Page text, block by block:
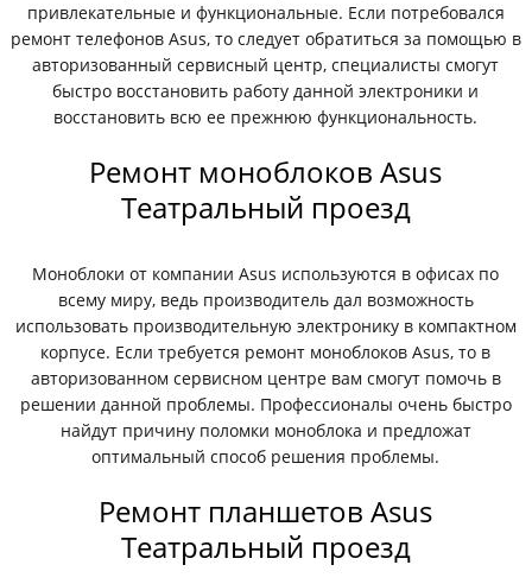
привлекательные и функциональные. Если потребовался
ремонт телефонов Asus, то следует обратиться за помощью в
авторизованный сервисный центр, специалисты смогут
быстро восстановить работу данной электроники и
восстановить всю ее прежнюю функциональность.
Ремонт моноблоков Asus
Театральный проезд
Моноблоки от компании Asus используются в офисах по
всему миру, ведь производитель дал возможность
использовать производительную электронику в компактном
корпусе. Если требуется ремонт моноблоков Asus, то в
авторизованном сервисном центре вам смогут помочь в
решении данной проблемы. Профессионалы очень быстро
найдут причину поломки моноблока и предложат
оптимальный способ решения проблемы.
Ремонт планшетов Asus
Театральный проезд